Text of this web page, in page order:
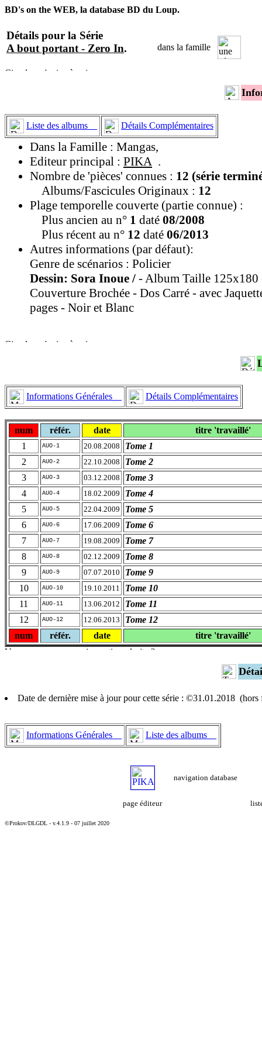
BD's on the WEB, la database BD du Loup.
Détails pour la Série
A bout portant - Zero In. dans la famille
Liste des albums Détails Complémentaires
Dans la Famille : Mangas,
Editeur principal : PIKA .
Nombre de 'pièces' connues : 12 (série
Albums/Fascicules Originaux : 12
Plage temporelle couverte (partie connue) :
Plus ancien au n° 1 daté 08/2008
Plus récent au n° 12 daté 06/2013
Autres informations (par défaut):
Genre de scénarios : Policier
Dessin: Sora Inoue / - Album Taille 125x180
Couverture Brochée - Dos Carré - avec
pages - Noir et Blanc
Informations Générales Détails Complémentaires
num référ. date
titre 'travaillé'
1
AUO-1 20.08.2008
Tome 1
2
AUO-2 22.10.2008
Tome 2
3
AUO-3 03.12.2008
Tome 3
4
AUO-4 18.02.2009
Tome 4
5
AUO-5 22.04.2009
Tome 5
6
AUO-6 17.06.2009
Tome 6
7
AUO-7 19.08.2009
Tome 7
8
AUO-8 02.12.2009
Tome 8
9
AUO-9 07.07.2010
Tome 9
10
AUO-10 19.10.2011
Tome 10
11
AUO-11 13.06.2012
Tome 11
12
AUO-12 12.06.2013
Tome 12
num
référ. date titre 'travaillé'
Date de dernière mise à jour pour cette série : ©31.01.2018 (hors
Informations Générales Liste des albums
navigation database
page éditeur
©Prokov/DLGDL - v.4.1.9 - 07 juillet 2020